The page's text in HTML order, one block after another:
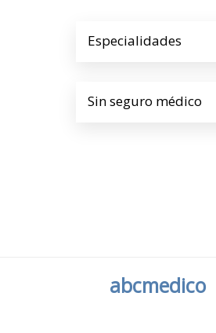
Especialidades
Sin seguro médico
abcmedico